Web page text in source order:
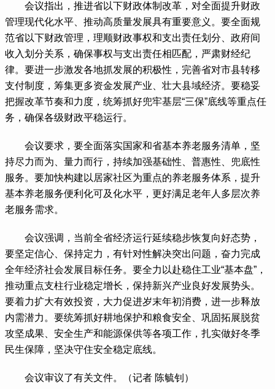
会议指出，推进省以下财政体制改革，对全面提升财政
管理现代化水平、推动高质量发展具有重要意义。要全面规
范省以下财政管理，理顺财政事权和支出责任划分、政府间
收入划分关系，确保事权与支出责任相匹配，严肃财经纪
律。要进一步激发各地抓发展的积极性，完善省对市县转移
支付制度，筹集更多资金发展产业、壮大县域经济。要稳妥
把握改革节奏和力度，统筹抓好兜牢基层“三保”底线等重点任
务，确保各级财政平稳运行。
会议要求，要全面落实国家和省基本养老服务清单，坚
持尽力而为、量力而行，持续加强基础性、普惠性、兜底性
服务。要加快构建以居家社区为重点的养老服务体系，提升
基本养老服务便利化可及化水平，更好满足老年人多层次养
老服务需求。
会议强调，当前全省经济运行延续稳步恢复向好态势，
要坚定信心、保持定力，有针对性解决突出问题，奋力完成
全年经济社会发展目标任务。要全力以赴稳住工业“基本盘”，
推动重点支柱行业稳定增长，保持新兴产业良好发展势头。
要着力扩大有效投资，大力促进岁末年初消费，进一步释放
内需潜力。要统筹抓好耕地保护和粮食安全、巩固拓展脱贫
攻坚成果、安全生产和能源保供等各项工作，扎实做好冬季
民生保障，坚决守住安全稳定底线。
会议审议了有关文件。（记者 陈毓钊）